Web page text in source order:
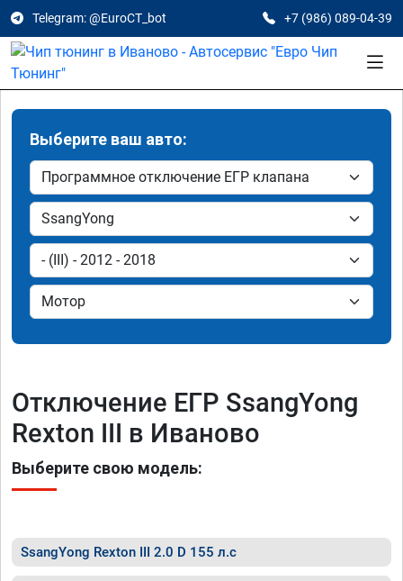
Telegram: @EuroCT_bot +7 (986) 089-04-39
Выберите ваш авто:
Отключение ЕГР SsangYong
Rexton III в Иваново
Выберите свою модель:
SsangYong Rexton III 2.0 D 155 л.с